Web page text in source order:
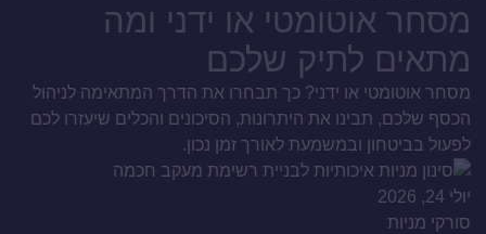
מסחר אוטומטי או ידני ומה
מתאים לתיק שלכם
מסחר אוטומטי או ידני? כך תבחרו את הדרך המתאימה לניהול
הכסף שלכם, תבינו את היתרונות, הסיכונים והכלים שיעזרו לכם
לפעול בביטחון ובמשמעת לאורך זמן נכון.
יולי 24, 2026
סורקי מניות